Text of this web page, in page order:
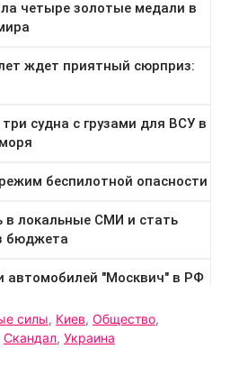
силы, Киев, Общество,
Скандал, Украина